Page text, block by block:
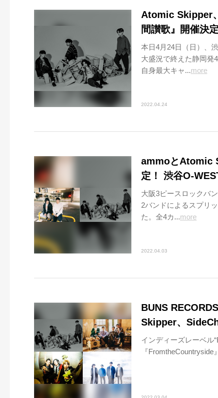
Atomic Skipper
間讃歌』開催決
本日4月24日（日）、
大盛況で終えた静岡発
自身最大キャ...more
2022.04.24
ammoとAtomic
定！ 渋谷O-
大阪3ピースロックバ
2バンドによるスプリ
た。全4カ...more
2022.04.03
BUNS
Skipper、
インディーズレーベル
『